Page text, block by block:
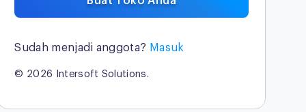
Sudah menjadi anggota? Masuk
© 2026 Intersoft Solutions.